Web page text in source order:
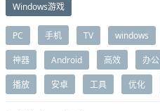
Windows游戏
PC 手机 TV windows
神器 Android 高效 办公
播放 安卓 工具 优化